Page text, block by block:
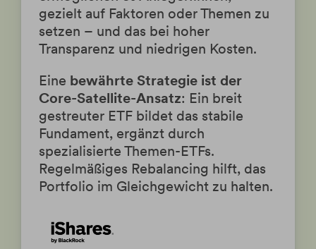
gezielt auf Faktoren oder Themen zu
setzen – und das bei hoher
Transparenz und niedrigen Kosten.
Eine bewährte Strategie ist der
Core-Satellite-Ansatz: Ein breit
gestreuter ETF bildet das stabile
Fundament, ergänzt durch
spezialisierte Themen-ETFs.
Regelmäßiges Rebalancing hilft, das
Portfolio im Gleichgewicht zu halten.